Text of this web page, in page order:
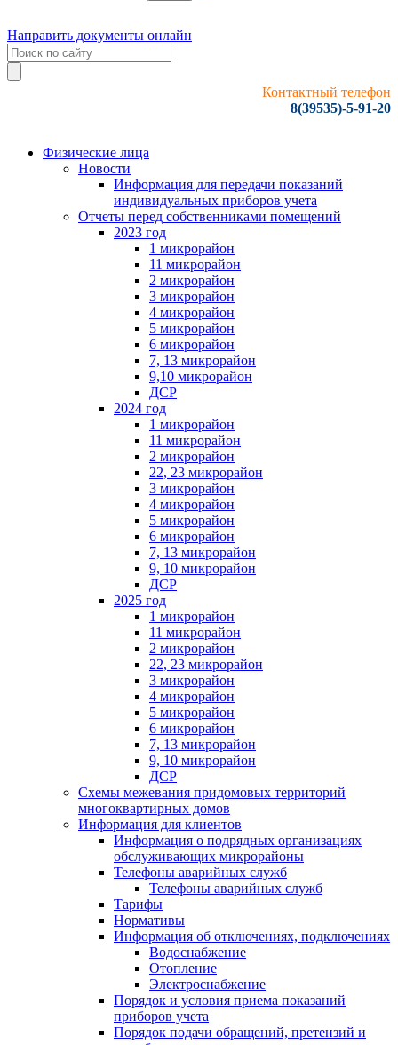
Направить документы онлайн
Контактный телефон
8(39535)-5-91-20
Физические лица
Новости
Информация для передачи показаний
индивидуальных приборов учета
Отчеты перед собственниками помещений
2023 год
1 микрорайон
11 микрорайон
2 микрорайон
3 микрорайон
4 микрорайон
5 микрорайон
6 микрорайон
7, 13 микрорайон
9,10 микрорайон
ДСР
2024 год
1 микрорайон
11 микрорайон
2 микрорайон
22, 23 микрорайон
3 микрорайон
4 микрорайон
5 микрорайон
6 микрорайон
7, 13 микрорайон
9, 10 микрорайон
ДСР
2025 год
1 микрорайон
11 микрорайон
2 микрорайон
22, 23 микрорайон
3 микрорайон
4 микрорайон
5 микрорайон
6 микрорайон
7, 13 микрорайон
9, 10 микрорайон
ДСР
Схемы межевания придомовых территорий
многоквартирных домов
Информация для клиентов
Информация о подрядных организациях
обслуживающих микрорайоны
Телефоны аварийных служб
Телефоны аварийных служб
Тарифы
Нормативы
Информация об отключениях, подключениях
Водоснабжение
Отопление
Электроснабжение
Порядок и условия приема показаний
приборов учета
Порядок подачи обращений, претензий и